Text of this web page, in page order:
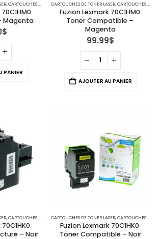
,CARTOUCHES POUR IMPRIMANTES LEXMARK
Magenta
$
PANIER
CARTOUCHES DE TONER LASER,CARTOUCHES POUR IMPRIMANTES LEXMARK
Fuzion Lexmark 70C1HM0
Toner Compatible –
Magenta
99.99$
AJOUTER AU PANIER
,CARTOUCHES POUR IMPRIMANTES LEXMARK
– Noir
CARTOUCHES DE TONER LASER,CARTOUCHES POUR IMPRIMANTES LEXMARK
Fuzion Lexmark 70C1HK0
Toner Compatible – Noir